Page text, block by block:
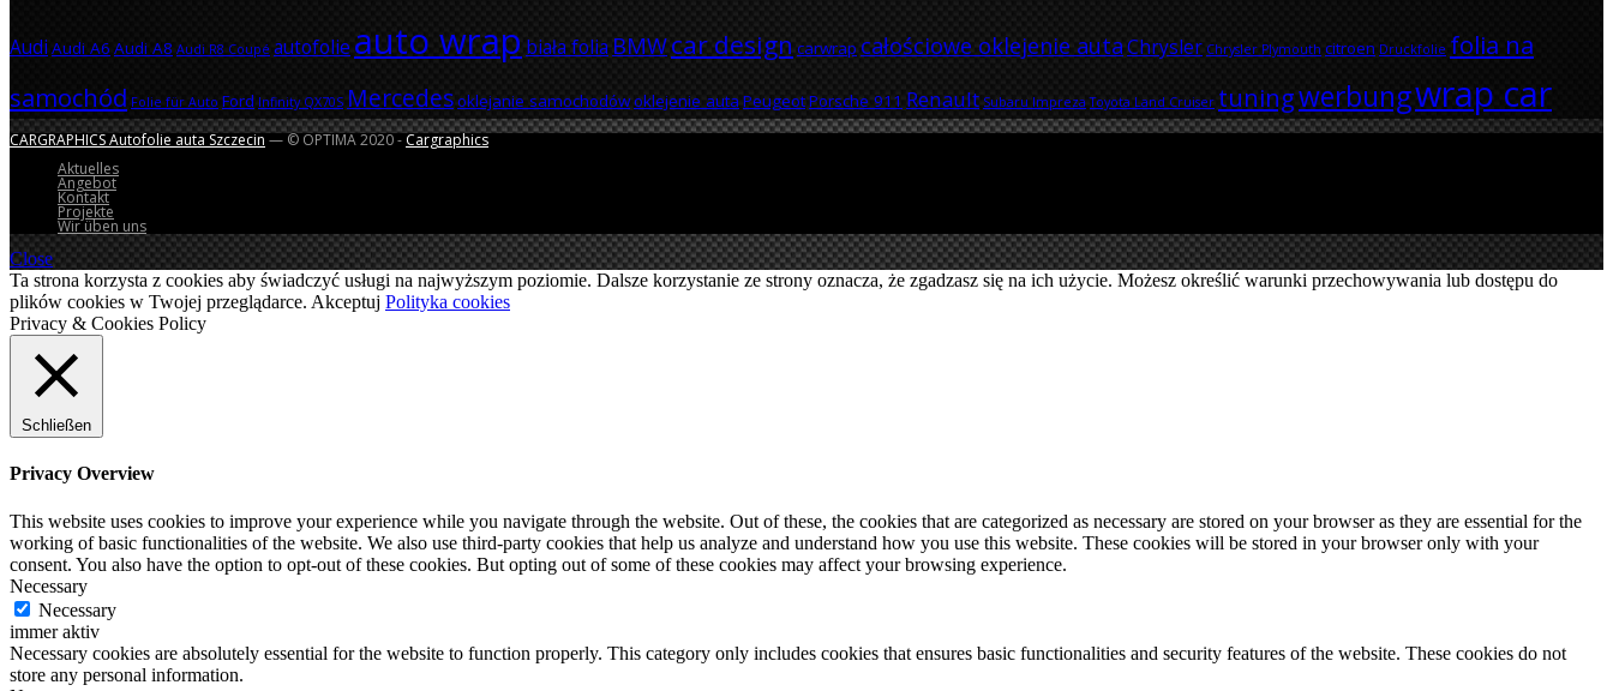
Audi Audi A6 Audi A8 Audi R8 Coupé autofolie auto wrap biała folia BMWcar design carwrap całościowe oklejenie autaChrysler Chrysler Plymouth citroen Druckfolie folia na
samochód Folie für Auto Ford Infinity QX70S Mercedesoklejanie samochodówoklejenie auta PeugeotPorsche 911 Renault Subaru Impreza Toyota Land Cruiser tuningwerbungwrap car
CARGRAPHICS Autofolie auta Szczecin— © OPTIMA 2020 -Cargraphics
Aktuelles
Angebot
Kontakt
Projekte
Wir üben uns
Close
Ta strona korzysta z cookies aby świadczyć usługi na najwyższym poziomie. Dalsze korzystanie ze strony oznacza, że zgadzasz się na ich użycie. Możesz określić warunki przechowywania lub dostępu do
plików cookies w Twojej przeglądarce. Akceptuj Polityka cookies
Privacy & Cookies Policy
Schließen
Privacy Overview
This website uses cookies to improve your experience while you navigate through the website. Out of these, the cookies that are categorized as necessary are stored on your browser as they are essential for the
working of basic functionalities of the website. We also use third-party cookies that help us analyze and understand how you use this website. These cookies will be stored in your browser only with your
consent. You also have the option to opt-out of these cookies. But opting out of some of these cookies may affect your browsing experience.
Necessary
Necessary
immer aktiv
Necessary cookies are absolutely essential for the website to function properly. This category only includes cookies that ensures basic functionalities and security features of the website. These cookies do not
store any personal information.